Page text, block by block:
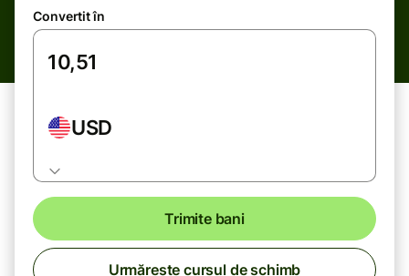
Convertit în
USD
Trimite bani
Urmărește cursul de schimb